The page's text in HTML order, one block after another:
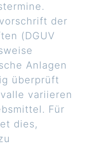
der
(DGUV
Anlagen
überprüft
variieren
Für
dies,